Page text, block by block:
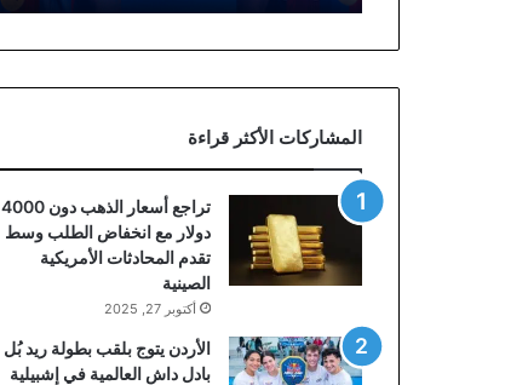
الجديد
المشاركات الأكثر قراءة
تراجع أسعار الذهب دون 4000
دولار مع انخفاض الطلب وسط
تقدم المحادثات الأمريكية
الصينية
أكتوبر 27, 2025
الأردن يتوج بلقب بطولة ريد بُل
بادل داش العالمية في إشبيلية